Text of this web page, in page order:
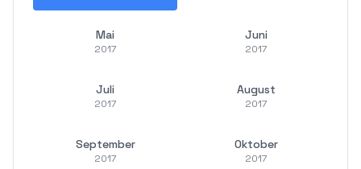
Mai
2017
Juni
2017
Juli
2017
August
2017
September
2017
Oktober
2017